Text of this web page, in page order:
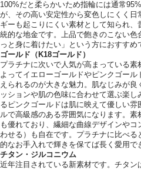
100%だと柔らかいため指輪には通常
が、その高い安定性から変色しにくく
ギーも起こりにくい素材として知られ
統的な地金です。上品で飽きのこない
っと身に着けたい」という方におすすめ
ゴールド（K18ゴールド）
プラチナに次いで人気が高まっている
よってイエローゴールドやピンクゴー
えられるのが大きな魅力。肌なじみが
ッションや肌の色味に合わせて選ぶ楽
るピンクゴールドは肌に映えて優しい
ルで高級感のある雰囲気になります。
も優れており、繊細な曲線デザインや
わせる）も自在です。プラチナに比べる
的なお手入れで輝きを保てば長く愛用で
チタン・ジルコニウム
近年注目されている新素材です。チタ